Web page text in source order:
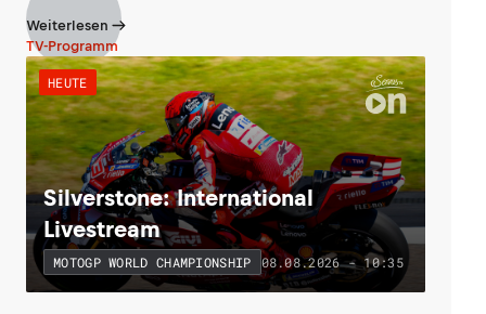
Weiterlesen
TV-Programm
HEUTE
Silverstone: International
Livestream
MOTOGP WORLD CHAMPIONSHIP 08.08.2026 - 10:35